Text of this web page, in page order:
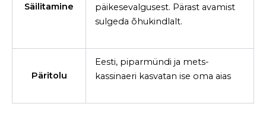
Säilitamine
päikesevalgusest. Pärast avamist
sulgeda õhukindlalt.
Päritolu
Eesti, piparmündi ja mets-
kassinaeri kasvatan ise oma aias